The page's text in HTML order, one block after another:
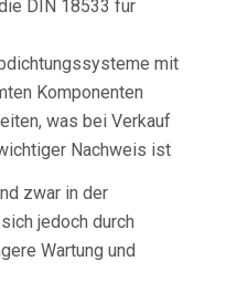
DIN 18533 für
mit
Komponenten
was bei Verkauf
Nachweis ist
zwar in der
jedoch durch
Wartung und